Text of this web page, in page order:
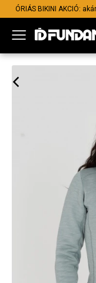
ÓRIÁS BIKINI AKCIÓ: